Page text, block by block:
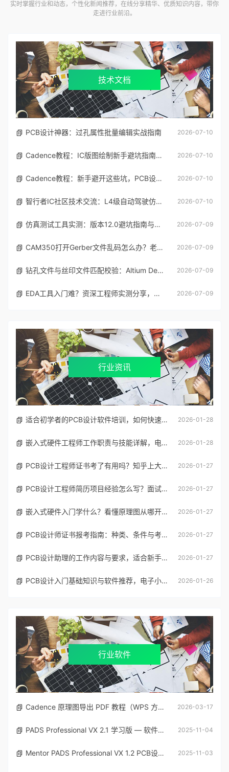
实时掌握行业和动态，个性化新闻推荐，在线分享精华、优质知识内容，带你
走进行业前沿。
技术文档
PCB设计神器：过孔属性批量编辑实战指南 2026-07-10
Cadence教程：IC版图绘制新手避坑指南与实操细节 2026-07-10
Cadence教程：新手避开这些坑，PCB设计一次过 2026-07-10
智行者IC社区技术交流：L4级自动驾驶仿真部署实操指南 2026-07-10
仿真测试工具实测：版本12.0避坑指南与参数调优 2026-07-09
CAM350打开Gerber文件乱码怎么办？老工程师实测避坑指南 2026-07-09
钻孔文件与丝印文件匹配校验：Altium Designer实战避坑指南 2026-07-09
EDA工具入门难？资深工程师实测分享，附核心资料包与避坑指南 2026-07-09
行业资讯
适合初学者的PCB设计软件培训，如何快速入门学习 2026-01-28
嵌入式硬件工程师工作职责与技能详解，电子电路设计入门指南 2026-01-28
PCB设计工程师证书考了有用吗？知乎上大神们怎么说 2026-01-27
PCB设计工程师简历项目经验怎么写？面试官教你突出技能与成果 2026-01-27
嵌入式硬件入门学什么？看懂原理图从哪开始 2026-01-27
PCB设计师证书报考指南：种类、条件与考试流程详解 2026-01-27
PCB设计助理的工作内容与要求，适合新手入行参考 2026-01-27
PCB设计入门基础知识与软件推荐，电子小白也能看懂 2026-01-26
行业软件
Cadence 原理图导出 PDF 教程（WPS 方式） 2026-03-17
PADS Professional VX 2.1 学习版 — 软件下载与安装指南 2025-11-04
Mentor PADS Professional VX 1.2 PCB设计软件 专业版有开心学习文件 2025-11-03